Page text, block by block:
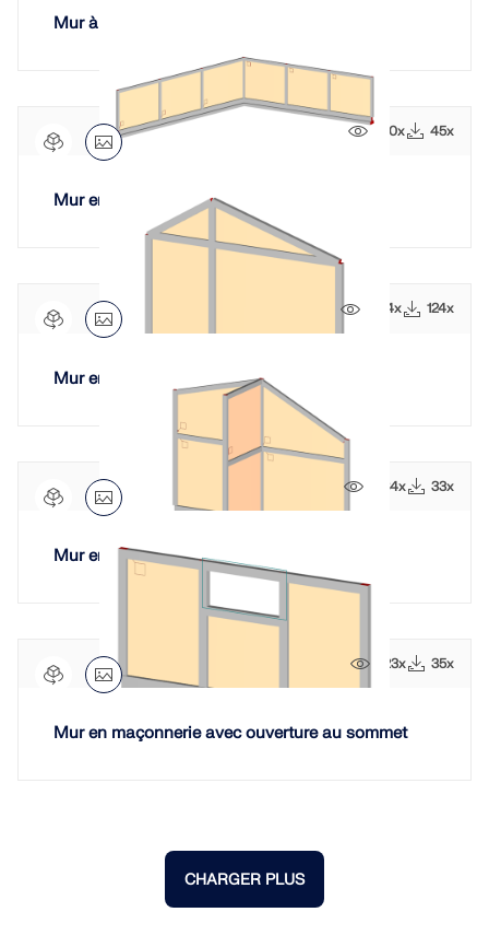
Mur à angle variable avec ouvertures
880x 45x
Mur en maçonnerie à angle variable
1234x 124x
Mur en maçonnerie incliné
1084x 33x
Mur en maçonnerie incliné
723x 35x
Mur en maçonnerie avec ouverture au sommet
CHARGER PLUS